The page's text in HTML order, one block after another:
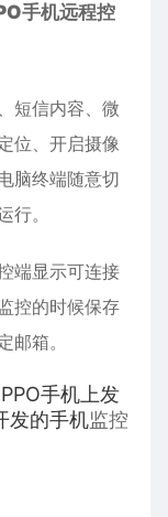
手机远程控
短信内容、 微
位、开启摄像
脑终端随意切
行。
端显示可连接
控的时候保存
邮箱。
手机上发
发的手机监控